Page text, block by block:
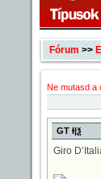
Fórum >>
Ne mutasd a
GT Ɨ|ѯ
Giro